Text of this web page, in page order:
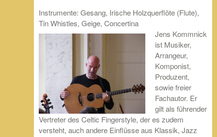
Instrumente: Gesang, Irische Holzquerflöte (Flute),
Tin Whistles, Geige, Concertina
Jens Kommnick
ist Musiker,
Arrangeur,
Komponist,
Produzent,
sowie freier
Fachautor. Er
gilt als führender
Vertreter des Celtic Fingerstyle, der es zudem
versteht, auch andere Einflüsse aus Klassik, Jazz